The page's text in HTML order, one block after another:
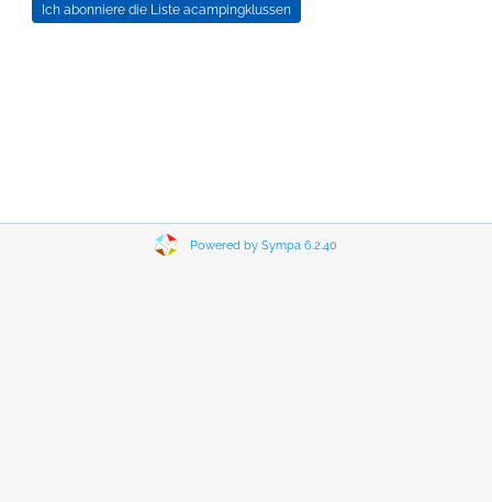
Powered by Sympa 6.2.40